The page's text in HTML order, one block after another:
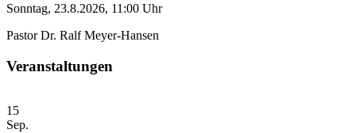
Sonntag, 23.8.2026, 11:00 Uhr
Pastor Dr. Ralf Meyer-Hansen
Veranstaltungen
15
Sep.